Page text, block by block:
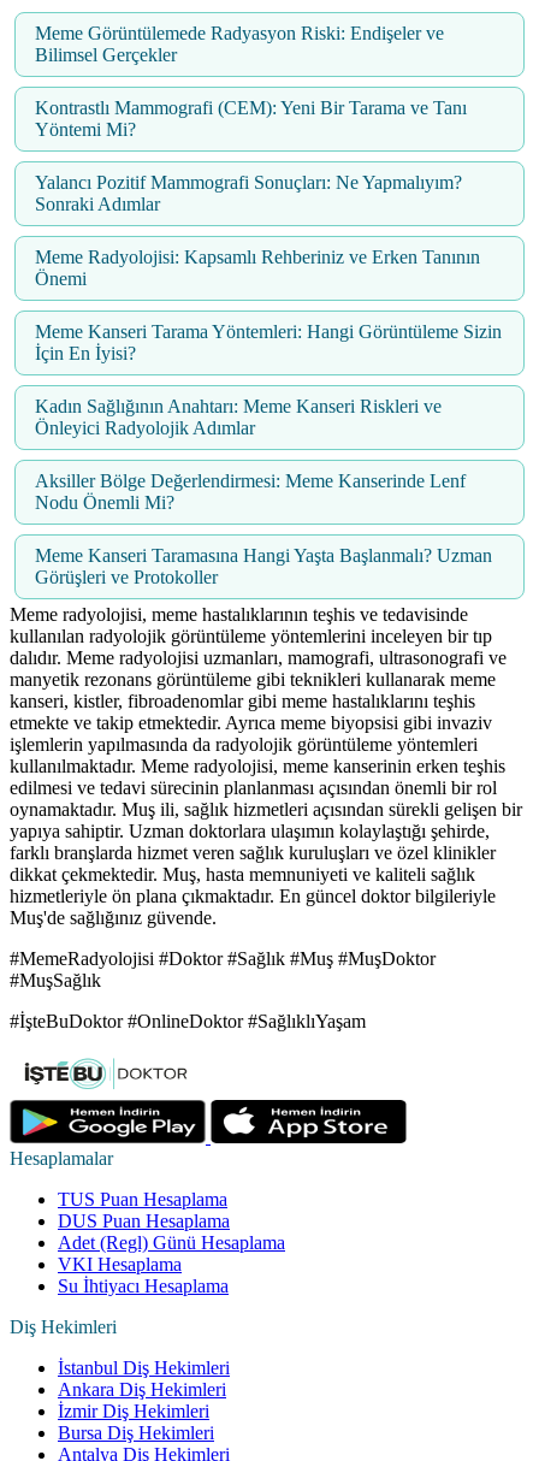
Meme Görüntülemede Radyasyon Riski: Endişeler ve
Bilimsel Gerçekler
Kontrastlı Mammografi (CEM): Yeni Bir Tarama ve Tanı
Yöntemi Mi?
Yalancı Pozitif Mammografi Sonuçları: Ne Yapmalıyım?
Sonraki Adımlar
Meme Radyolojisi: Kapsamlı Rehberiniz ve Erken Tanının
Önemi
Meme Kanseri Tarama Yöntemleri: Hangi Görüntüleme Sizin
İçin En İyisi?
Kadın Sağlığının Anahtarı: Meme Kanseri Riskleri ve
Önleyici Radyolojik Adımlar
Aksiller Bölge Değerlendirmesi: Meme Kanserinde Lenf
Nodu Önemli Mi?
Meme Kanseri Taramasına Hangi Yaşta Başlanmalı? Uzman
Görüşleri ve Protokoller
Meme radyolojisi, meme hastalıklarının teşhis ve tedavisinde
kullanılan radyolojik görüntüleme yöntemlerini inceleyen bir tıp
dalıdır. Meme radyolojisi uzmanları, mamografi, ultrasonografi ve
manyetik rezonans görüntüleme gibi teknikleri kullanarak meme
kanseri, kistler, fibroadenomlar gibi meme hastalıklarını teşhis
etmekte ve takip etmektedir. Ayrıca meme biyopsisi gibi invaziv
işlemlerin yapılmasında da radyolojik görüntüleme yöntemleri
kullanılmaktadır. Meme radyolojisi, meme kanserinin erken teşhis
edilmesi ve tedavi sürecinin planlanması açısından önemli bir rol
oynamaktadır. Muş ili, sağlık hizmetleri açısından sürekli gelişen bir
yapıya sahiptir. Uzman doktorlara ulaşımın kolaylaştığı şehirde,
farklı branşlarda hizmet veren sağlık kuruluşları ve özel klinikler
dikkat çekmektedir. Muş, hasta memnuniyeti ve kaliteli sağlık
hizmetleriyle ön plana çıkmaktadır. En güncel doktor bilgileriyle
Muş'de sağlığınız güvende.
#MemeRadyolojisi #Doktor #Sağlık #Muş #MuşDoktor
#MuşSağlık
#İşteBuDoktor #OnlineDoktor #SağlıklıYaşam
Hesaplamalar
TUS Puan Hesaplama
DUS Puan Hesaplama
Adet (Regl) Günü Hesaplama
VKI Hesaplama
Su İhtiyacı Hesaplama
Diş Hekimleri
İstanbul Diş Hekimleri
Ankara Diş Hekimleri
İzmir Diş Hekimleri
Bursa Diş Hekimleri
Antalya Diş Hekimleri